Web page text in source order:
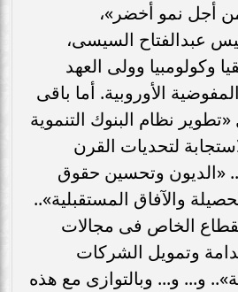
أجل نمو أخضر»،
عبدالفتاح السيسى،
وكولومبيا وولى العهد
الأوروبية. أما باقى
نظام البنوك التنموية
لتحديات القرن
«الديون وتحسين حقوق
والآفاق المستقبلية»..
الخاص فى مجالات
وتمويل الشركات
و... و... وبالتوازى مع هذه